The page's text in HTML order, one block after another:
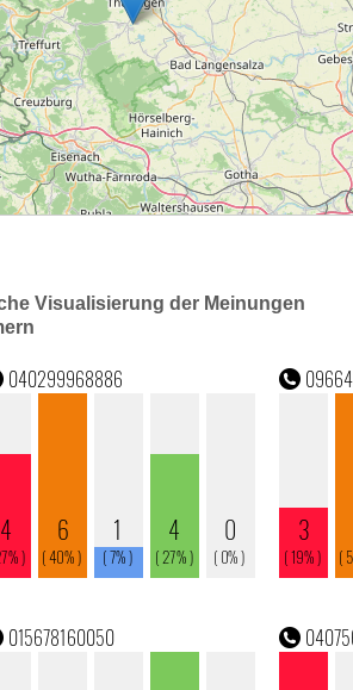
Visualisierung der Meinungen